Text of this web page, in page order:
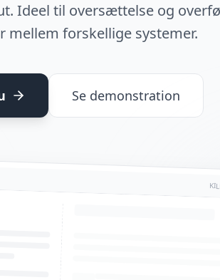
Ideel til oversættelse og
mellem forskellige systemer.
Se demonstration